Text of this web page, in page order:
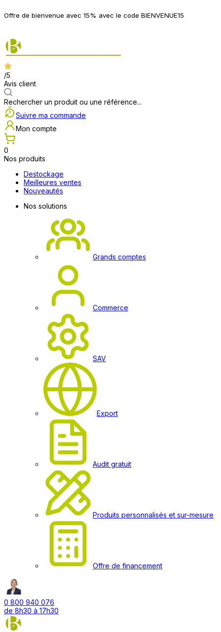
Offre de bienvenue avec 15% avec le code BIENVENUE15
/5
Avis client
Rechercher un produit ou une référence...
Suivre ma commande
Mon compte
0
Nos produits
Destockage
Meilleures ventes
Nouveautés
Nos solutions
Grands comptes
Commerce
SAV
Export
Audit gratuit
Produits personnalisés et sur-mesure
Offre de financement
0 800 940 076
de 8h30 à 17h30